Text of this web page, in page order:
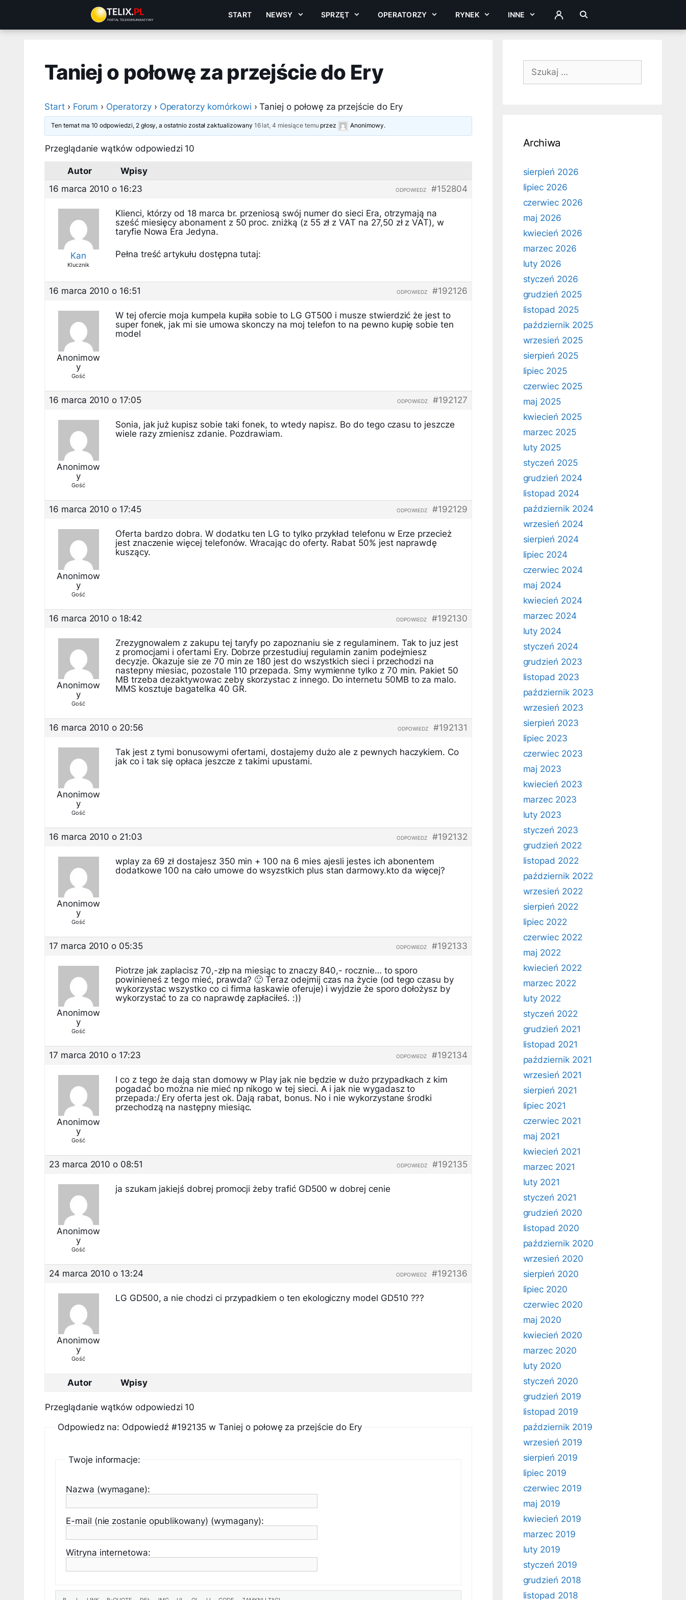
treści
START NEWSY SPRZĘT OPERATORZY RYNEK INNE ZALOGUJ
Taniej o połowę za przejście do Ery
Start › Forum › Operatorzy › Operatorzy komórkowi › Taniej o połowę za przejście do Ery
Ten temat ma 10 odpowiedzi, 2 głosy, a ostatnio został zaktualizowany 16 lat, 4 miesiące temu przez Anonimowy.
Przeglądanie wątków odpowiedzi 10
Autor
Wpisy
16 marca 2010 o 16:23
#152804
ODPOWIEDZ
Kan
Klucznik
Klienci, którzy od 18 marca br. przeniosą swój numer do sieci Era, otrzymają na
sześć miesięcy abonament z 50 proc. zniżką (z 55 zł z VAT na 27,50 zł z VAT), w
taryfie Nowa Era Jedyna.
Pełna treść artykułu dostępna tutaj:
16 marca 2010 o 16:51 #192126
ODPOWIEDZ
Anonimow
y
Gość
W tej ofercie moja kumpela kupiła sobie to LG GT500 i musze stwierdzić że jest to
super fonek, jak mi sie umowa skonczy na moj telefon to na pewno kupię sobie ten
model
16 marca 2010 o 17:05 #192127
ODPOWIEDZ
Anonimow
y
Gość
Sonia, jak już kupisz sobie taki fonek, to wtedy napisz. Bo do tego czasu to jeszcze
wiele razy zmienisz zdanie. Pozdrawiam.
16 marca 2010 o 17:45 #192129
ODPOWIEDZ
Anonimow
y
Gość
Oferta bardzo dobra. W dodatku ten LG to tylko przykład telefonu w Erze przecież
jest znaczenie więcej telefonów. Wracając do oferty. Rabat 50% jest naprawdę
kuszący.
16 marca 2010 o 18:42 #192130
ODPOWIEDZ
Anonimow
y
Gość
Zrezygnowalem z zakupu tej taryfy po zapoznaniu sie z regulaminem. Tak to juz jest
z promocjami i ofertami Ery. Dobrze przestudiuj regulamin zanim podejmiesz
decyzje. Okazuje sie ze 70 min ze 180 jest do wszystkich sieci i przechodzi na
nastepny miesiac, pozostale 110 przepada. Smy wymienne tylko z 70 min. Pakiet 50
MB trzeba dezaktywowac zeby skorzystac z innego. Do internetu 50MB to za malo.
MMS kosztuje bagatelka 40 GR.
16 marca 2010 o 20:56 #192131
ODPOWIEDZ
Anonimow
y
Gość
Tak jest z tymi bonusowymi ofertami, dostajemy dużo ale z pewnych haczykiem. Co
jak co i tak się opłaca jeszcze z takimi upustami.
16 marca 2010 o 21:03 #192132
ODPOWIEDZ
Anonimow
y
Gość
wplay za 69 zł dostajesz 350 min + 100 na 6 mies ajesli jestes ich abonentem
dodatkowe 100 na cało umowe do wsyzstkich plus stan darmowy.kto da więcej?
17 marca 2010 o 05:35 #192133
ODPOWIEDZ
Anonimow
y
Gość
Piotrze jak zaplacisz 70,-złp na miesiąc to znaczy 840,- rocznie… to sporo
powinieneś z tego mieć, prawda? 🙂 Teraz odejmij czas na życie (od tego czasu by
wykorzystac wszystko co ci firma łaskawie oferuje) i wyjdzie że sporo dołożysz by
wykorzystać to za co naprawdę zapłaciłeś. :))
17 marca 2010 o 17:23 #192134
ODPOWIEDZ
Anonimow
y
Gość
I co z tego że dają stan domowy w Play jak nie będzie w dużo przypadkach z kim
pogadać bo można nie mieć np nikogo w tej sieci. A i jak nie wygadasz to
przepada:/ Ery oferta jest ok. Dają rabat, bonus. No i nie wykorzystane środki
przechodzą na następny miesiąc.
23 marca 2010 o 08:51 #192135
ODPOWIEDZ
Anonimow
y
Gość
ja szukam jakiejś dobrej promocji żeby trafić GD500 w dobrej cenie
24 marca 2010 o 13:24 #192136
ODPOWIEDZ
Anonimow
y
Gość
LG GD500, a nie chodzi ci przypadkiem o ten ekologiczny model GD510 ???
Autor Wpisy
Przeglądanie wątków odpowiedzi 10
Odpowiedz na: Odpowiedź #192135 w Taniej o połowę za przejście do Ery
Twoje informacje:
Nazwa (wymagane):
E-mail (nie zostanie opublikowany) (wymagany):
Witryna internetowa:
Szukaj:
Archiwa
sierpień 2026
lipiec 2026
czerwiec 2026
maj 2026
kwiecień 2026
marzec 2026
luty 2026
styczeń 2026
grudzień 2025
listopad 2025
październik 2025
wrzesień 2025
sierpień 2025
lipiec 2025
czerwiec 2025
maj 2025
kwiecień 2025
marzec 2025
luty 2025
styczeń 2025
grudzień 2024
listopad 2024
październik 2024
wrzesień 2024
sierpień 2024
lipiec 2024
czerwiec 2024
maj 2024
kwiecień 2024
marzec 2024
luty 2024
styczeń 2024
grudzień 2023
listopad 2023
październik 2023
wrzesień 2023
sierpień 2023
lipiec 2023
czerwiec 2023
maj 2023
kwiecień 2023
marzec 2023
luty 2023
styczeń 2023
grudzień 2022
listopad 2022
październik 2022
wrzesień 2022
sierpień 2022
lipiec 2022
czerwiec 2022
maj 2022
kwiecień 2022
marzec 2022
luty 2022
styczeń 2022
grudzień 2021
listopad 2021
październik 2021
wrzesień 2021
sierpień 2021
lipiec 2021
czerwiec 2021
maj 2021
kwiecień 2021
marzec 2021
luty 2021
styczeń 2021
grudzień 2020
listopad 2020
październik 2020
wrzesień 2020
sierpień 2020
lipiec 2020
czerwiec 2020
maj 2020
kwiecień 2020
marzec 2020
luty 2020
styczeń 2020
grudzień 2019
listopad 2019
październik 2019
wrzesień 2019
sierpień 2019
lipiec 2019
czerwiec 2019
maj 2019
kwiecień 2019
marzec 2019
luty 2019
styczeń 2019
grudzień 2018
listopad 2018